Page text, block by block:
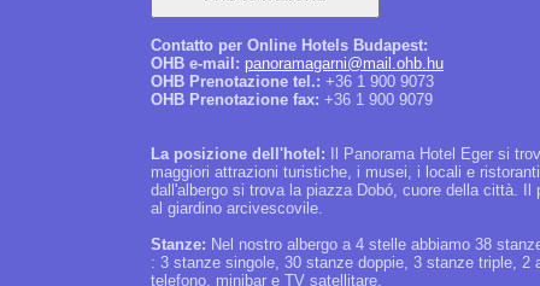
Contatto per Online Hotels Budapest:
OHB e-mail: panoramagarni@mail.ohb.hu
OHB Prenotazione tel.: +36 1 900 9073
OHB Prenotazione fax: +36 1 900 9079
La posizione dell'hotel: Il Panorama Hotel Eger si
maggiori attrazioni turistiche, i musei, i locali e
dall'albergo si trova la piazza Dobó, cuore della città.
al giardino arcivescovile.
Stanze: Nel nostro albergo a 4 stelle abbiamo 38
: 3 stanze singole, 30 stanze doppie, 3 stanze triple,
telefono, minibar e TV satellitare.